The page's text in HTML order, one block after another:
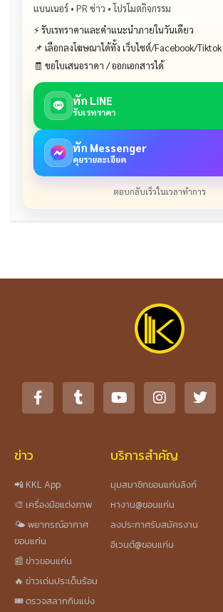
แบนเนอร์ • PR ข่าว • โปรโมตกิจกรรม
⚡ รับเรทราคาและคำแนะนำภายในวันเดียว
📌 เลือกลงโฆษณาได้ทั้ง เว็บไซต์/Facebook/Tiktok
🧾 ขอใบเสนอราคา / ออกเอกสารได้
ทัก LINE
รับเรทราคา
ทัก Messenger
คุยรายละเอียด
ตอบกลับเร็วในเวลาทำการ
ข่าว
📲 KKL App
🎨 เครื่องมือแต่งภาพ
🌤️ พยากรณ์อากาศ
ขอนแก่น
📰 ข่าวขอนแก่น
🔥 ข่าวเด่นประเด็นร้อน
🎟️ ตรวจสลากกินแบ่ง
บริการสำคัญ
มุมสมาชิกขอนแก่นลิงก์
หางาน@ขอนแก่น
ลงประกาศรับสมัครงาน
อีเวนต์@ขอนแก่น